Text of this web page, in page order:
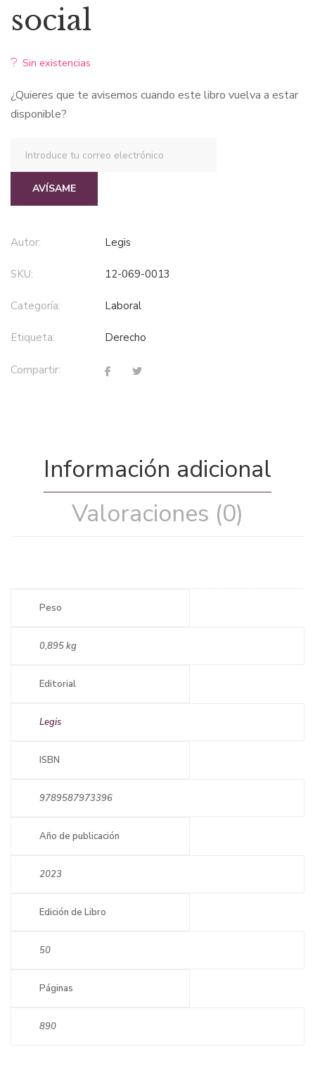
social
Sin existencias
¿Quieres que te avisemos cuando este libro vuelva a estar
disponible?
AVÍSAME
Autor: Legis
SKU: 12-069-0013
Categoría: laboral
Etiqueta: derecho
Compartir:
Información adicional
Valoraciones (0)
Peso
0,895 kg
Editorial
Legis
ISBN
9789587973396
Año de publicación
2023
Edición de Libro
50
Páginas
890